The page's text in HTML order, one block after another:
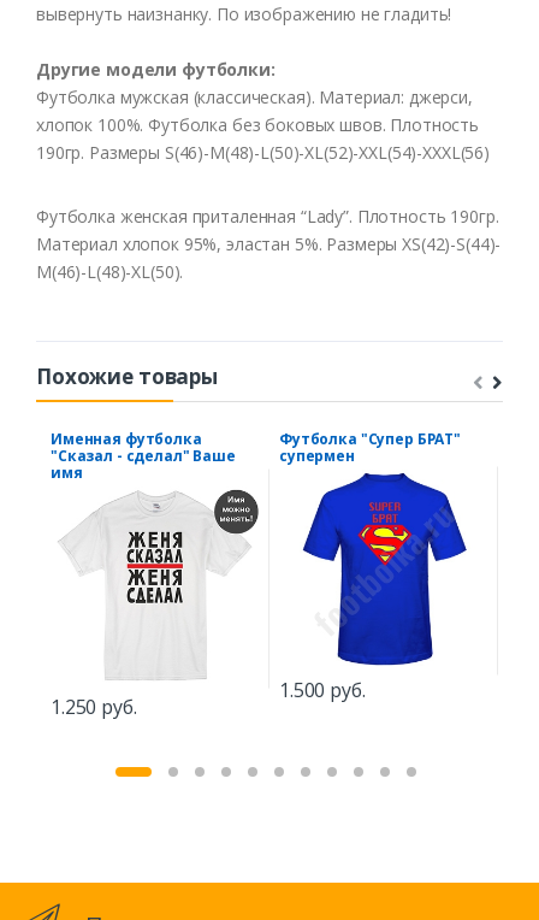
вывернуть наизнанку. По изображению не гладить!
Другие модели футболки:
Футболка мужская (классическая). Материал: джерси,
хлопок 100%. Футболка без боковых швов. Плотность
190гр. Размеры S(46)-M(48)-L(50)-XL(52)-XXL(54)-XXXL(56)
Футболка женская приталенная “Lady”. Плотность 190гр.
Материал хлопок95%, эластан 5%. Размеры XS(42)-S(44)-
M(46)-L(48)-XL(50).
Похожие товары
Именная футболка
"Сказал - сделал" Ваше
имя
1.250 руб.
Футболка "Супер БРАТ"
супермен
1.500 руб.